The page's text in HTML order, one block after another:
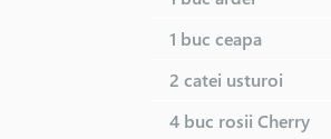
1 buc ceapa
2 catei usturoi
4 buc rosii Cherry